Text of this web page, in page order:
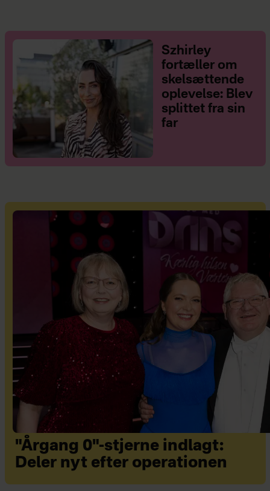
Szhirley
fortæller om
skelsættende
oplevelse: Blev
splittet fra sin
far
"Årgang 0"-stjerne indlagt:
Deler nyt efter operationen